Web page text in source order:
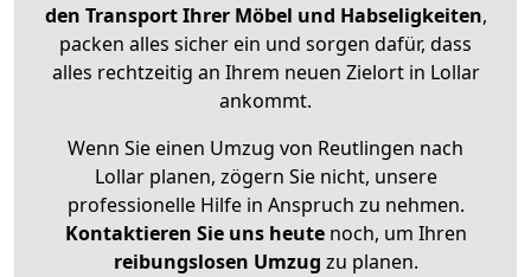
den Transport Ihrer Möbel und Habseligkeiten,
packen alles sicher ein und sorgen dafür, dass
alles rechtzeitig an Ihrem neuen Zielort in Lollar
ankommt.
Wenn Sie einen Umzug von Reutlingen nach
Lollar planen, zögern Sie nicht, unsere
professionelle Hilfe in Anspruch zu nehmen.
Kontaktieren Sie uns heutenoch, um Ihren
reibungslosen Umzug zu planen.